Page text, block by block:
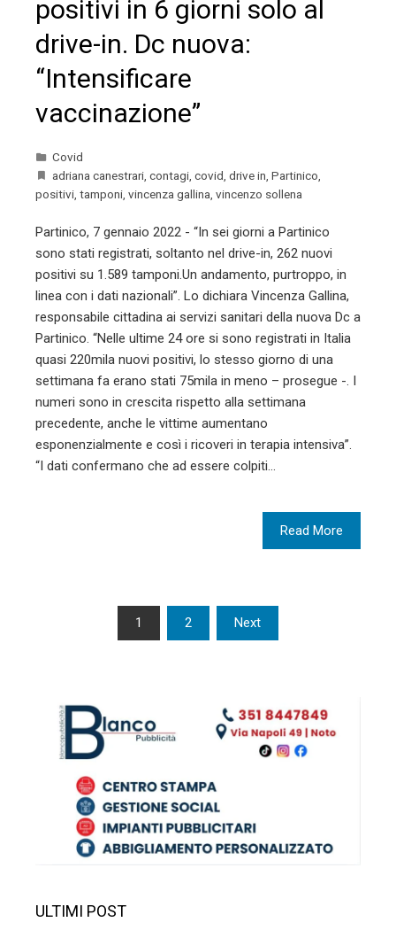
positivi in 6 giorni solo al
drive-in. Dc nuova:
“Intensificare
vaccinazione”
Covid
adriana canestrari contagi covid drive in Partinico
positivi tamponi vincenza gallina vincenzo sollena
Partinico, 7 gennaio 2022 - “In sei giorni a Partinico
sono stati registrati, soltanto nel drive-in, 262 nuovi
positivi su 1.589 tamponi.Un andamento, purtroppo, in
linea con i dati nazionali”. Lo dichiara Vincenza Gallina,
responsabile cittadina ai servizi sanitari della nuova Dc a
Partinico. “Nelle ultime 24 ore si sono registrati in Italia
quasi 220mila nuovi positivi, lo stesso giorno di una
settimana fa erano stati 75mila in meno – prosegue -. I
numeri sono in crescita rispetto alla settimana
precedente, anche le vittime aumentano
esponenzialmente e così i ricoveri in terapia intensiva”.
“I dati confermano che ad essere colpiti…
Read More
Paginazione
articoli
1 2 Next
ULTIMI POST